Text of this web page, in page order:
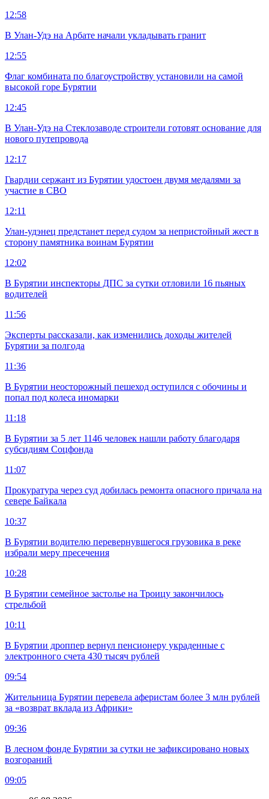
12:58
В Улан-Удэ на Арбате начали укладывать гранит
12:55
Флаг комбината по благоустройству установили на самой
высокой горе Бурятии
12:45
В Улан-Удэ на Стеклозаводе строители готовят основание для
нового путепровода
12:17
Гвардии сержант из Бурятии удостоен двумя медалями за
участие в СВО
12:11
Улан-удэнец предстанет перед судом за непристойный жест в
сторону памятника воинам Бурятии
12:02
В Бурятии инспекторы ДПС за сутки отловили 16 пьяных
водителей
11:56
Эксперты рассказали, как изменились доходы жителей
Бурятии за полгода
11:36
В Бурятии неосторожный пешеход оступился с обочины и
попал под колеса иномарки
11:18
В Бурятии за 5 лет 1146 человек нашли работу благодаря
субсидиям Соцфонда
11:07
Прокуратура через суд добилась ремонта опасного причала на
севере Байкала
10:37
В Бурятии водителю перевернувшегося грузовика в реке
избрали меру пресечения
10:28
В Бурятии семейное застолье на Троицу закончилось
стрельбой
10:11
В Бурятии дроппер вернул пенсионеру украденные с
электронного счета 430 тысяч рублей
09:54
Жительница Бурятии перевела аферистам более 3 млн рублей
за «возврат вклада из Африки»
09:36
В лесном фонде Бурятии за сутки не зафиксировано новых
возгораний
09:05